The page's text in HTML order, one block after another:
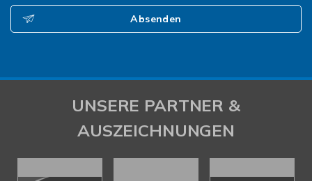
Absenden
UNSERE PARTNER &
AUSZEICHNUNGEN